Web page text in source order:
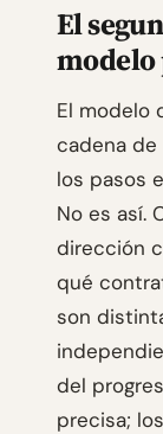
El
modelo
El modelo
cadena de
los pasos
No es así.
dirección
qué
son
del
precisa;